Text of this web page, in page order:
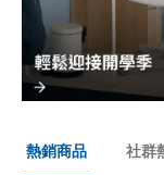
熱銷商品 社群